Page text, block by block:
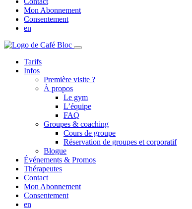
Mon Abonnement
Consentement
en
Tarifs
Infos
Première visite ?
À propos
Le gym
L’équipe
FAQ
Groupes & coaching
Cours de groupe
Réservation de groupes et corporatif
Blogue
Événements & Promos
Thérapeutes
Contact
Mon Abonnement
Consentement
en